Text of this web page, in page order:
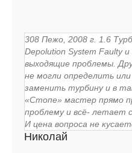
308 Пежо, 2008 г. 1.6
Depolution System Faulty
выходящие проблемы.
не могли определить
заменить турбину и в
«Стопе» мастер прямо
проблему и всё- летает
И цена вопроса не
Николай